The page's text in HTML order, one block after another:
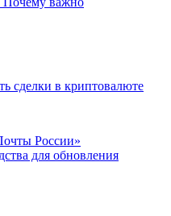
сделки в криптовалюте
для обновления